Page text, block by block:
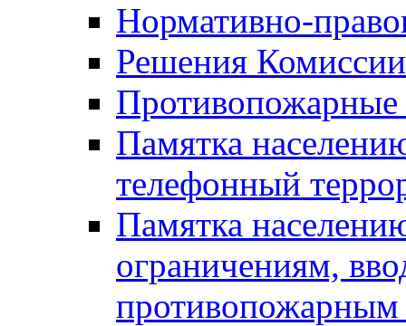
Нормативно-
Решения
Противопожарные
Памятка
телефонный
Памятка
ограничениям,